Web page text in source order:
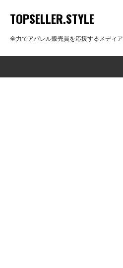
TOPSELLER.STYLE
全力でアパレル販売員を応援するメディア